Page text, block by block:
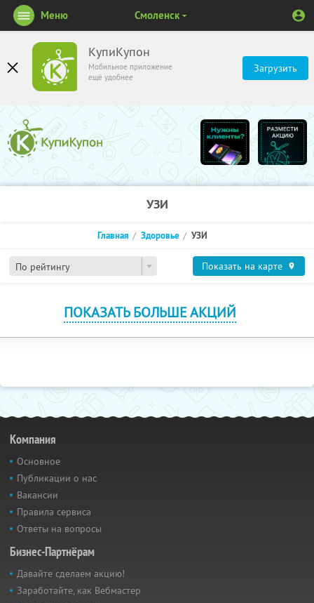
КупиКупон
Мобильное приложение
ещё удобнее
Загрузить
Меню Смоленск
УЗИ
По рейтингу
Главная Здоровье УЗИ
Показать на карте
ПОКАЗАТЬ БОЛЬШЕ АКЦИЙ
Компания
Основное
Публикации о нас
Вакансии
Правила сервиса
Ответы на вопросы
Бизнес-Партнёрам
Давайте сделаем акцию!
Заработайте, как Вебмастер